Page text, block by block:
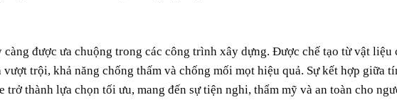
càng được ưa chuộng trong các công trình xây dựng. Được chế tạo từ vật liệu
trội, khả năng chống thấm và chống mối mọt hiệu quả. Sự kết hợp giữa
trở thành lựa chọn tối ưu, mang đến sự tiện nghi, thẩm mỹ và an toàn cho